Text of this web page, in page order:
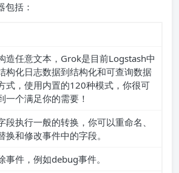
包括：
造任意文本，Grok是目前Logstash中
构化日志数据到结构化和可查询数据
式，使用内置的120种模式，你很可
一个满足你的需要！
段执行一般的转换，你可以重命名、
换和修改事件中的字段。
事件，例如debug事件。